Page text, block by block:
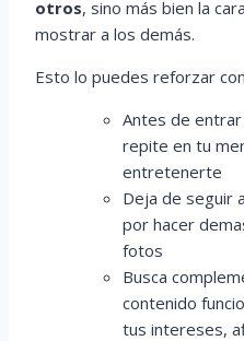
otros, sino más bien la
mostrar a los demás.
Esto lo puedes reforzar
Antes de
repite en tu
entretenerte
Deja de seguir
por hacer
fotos
Busca
contenido
tus intereses,